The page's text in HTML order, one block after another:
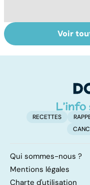
Cancer du
pancréas : l'un
Voir
RECETTES
Qui sommes-nous ?
Mentions légales
Charte d'utilisation